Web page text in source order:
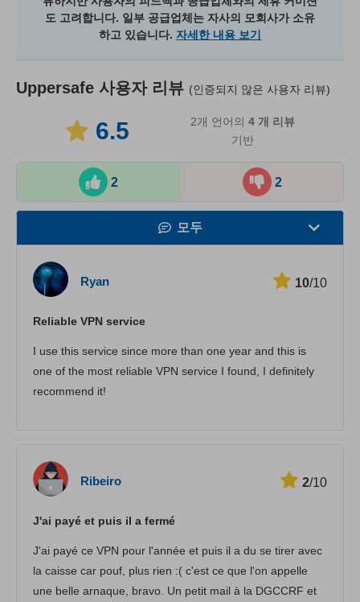
도 고려합니다. 일부 공급업체는 자사의 모회사가 소유
하고 있습니다. 자세한 내용 보기
Uppersafe 사용자 리뷰 (인증되지 않은 사용자 리뷰)
6.5 2개 언어의 4 개 리뷰
기반
2 2
모두
고객 서비스
Ryan 10/10
Reliable VPN service
I use this service since more than one year and this is
one of the most reliable VPN service I found, I definitely
recommend it!
Ribeiro 2/10
J'ai payé et puis il a fermé
J'ai payé ce VPN pour l'année et puis il a du se tirer avec
la caisse car pouf, plus rien :( c'est ce que l'on appelle
une belle arnaque, bravo. Un petit mail à la DGCCRF et